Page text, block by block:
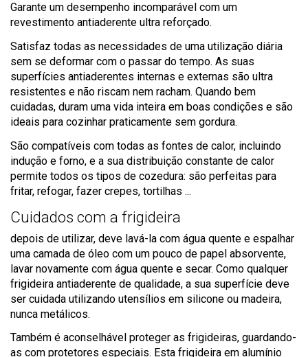
Garante um desempenho incomparável com um
revestimento antiaderente ultra reforçado.
Satisfaz todas as necessidades de uma utilização diária
sem se deformar com o passar do tempo. As suas
superfícies antiaderentes internas e externas são ultra
resistentes e não riscam nem racham. Quando bem
cuidadas, duram uma vida inteira em boas condições e são
ideais para cozinhar praticamente sem gordura.
São compatíveis com todas as fontes de calor, incluindo
indução e forno, e a sua distribuição constante de calor
permite todos os tipos de cozedura: são perfeitas para
fritar, refogar, fazer crepes, tortilhas ...
Cuidados com a frigideira
depois de utilizar, deve lavá-la com água quente e espalhar
uma camada de óleo com um pouco de papel absorvente,
lavar novamente com água quente e secar. Como qualquer
frigideira antiaderente de qualidade, a sua superfície deve
ser cuidada utilizando utensílios em silicone ou madeira,
nunca metálicos.
Também é aconselhável proteger as frigideiras, guardando-
as com protetores especiais. Esta frigideira em alumínio